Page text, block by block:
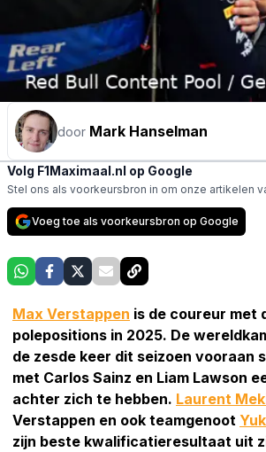
door Mark Hanselman
Volg F1Maximaal.nl op Google
Stel ons als voorkeursbron in om onze artikelen
Voeg toe als voorkeursbron op Google
Max Verstappen is de coureur met
polepositions in 2025. De
de zesde keer dit seizoen vooraan
met Carlos Sainz en Liam Lawson
achter zich te hebben. Laurent
Verstappen en ook teamgenoot
zijn beste kwalificatieresultaat uit